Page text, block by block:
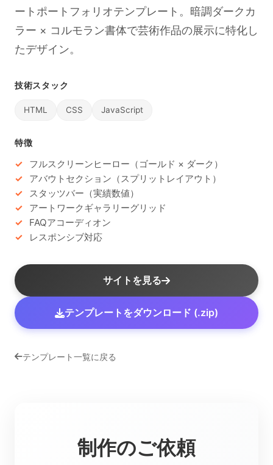
ートポートフォリオテンプレート。暗調ダークカ
ラー × コルモラン書体で芸術作品の展示に特化し
たデザイン。
技術スタック
HTML CSS JavaScript
特徴
フルスクリーンヒーロー（ゴールド × ダーク）
アバウトセクション（スプリットレイアウト）
スタッツバー（実績数値）
アートワークギャラリーグリッド
FAQアコーディオン
レスポンシブ対応
サイトを見る
テンプレートをダウンロード (.zip)
テンプレート一覧に戻る
制作のご依頼